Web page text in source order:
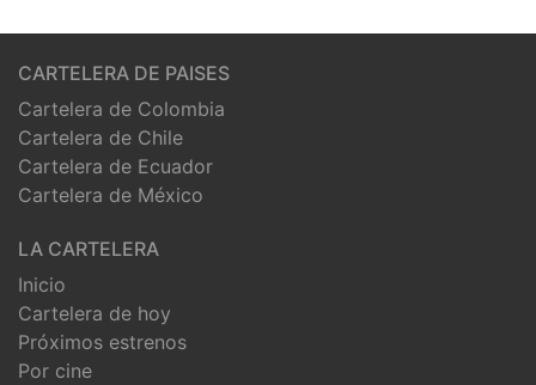
CARTELERA DE PAISES
Cartelera de Colombia
Cartelera de Chile
Cartelera de Ecuador
Cartelera de México
LA CARTELERA
Inicio
Cartelera de hoy
Próximos estrenos
Por cine